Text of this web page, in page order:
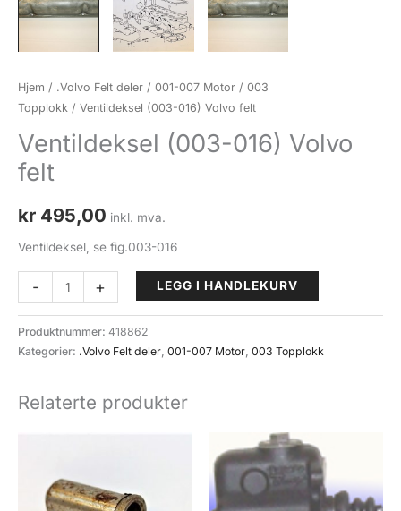
Hjem / .Volvo Felt deler / 001-007 Motor / 003
Topplokk / Ventildeksel (003-016) Volvo felt
Ventildeksel (003-016) Volvo
felt
kr 495,00 inkl. mva.
Ventildeksel, se fig.003-016
-
Ventildeksel
(003-
016)
Volvo
antall
+ LEGG I HANDLEKURV
Produktnummer: 418862
Kategorier: .Volvo Felt deler 001-007 Motor 003 Topplokk
Relaterte produkter